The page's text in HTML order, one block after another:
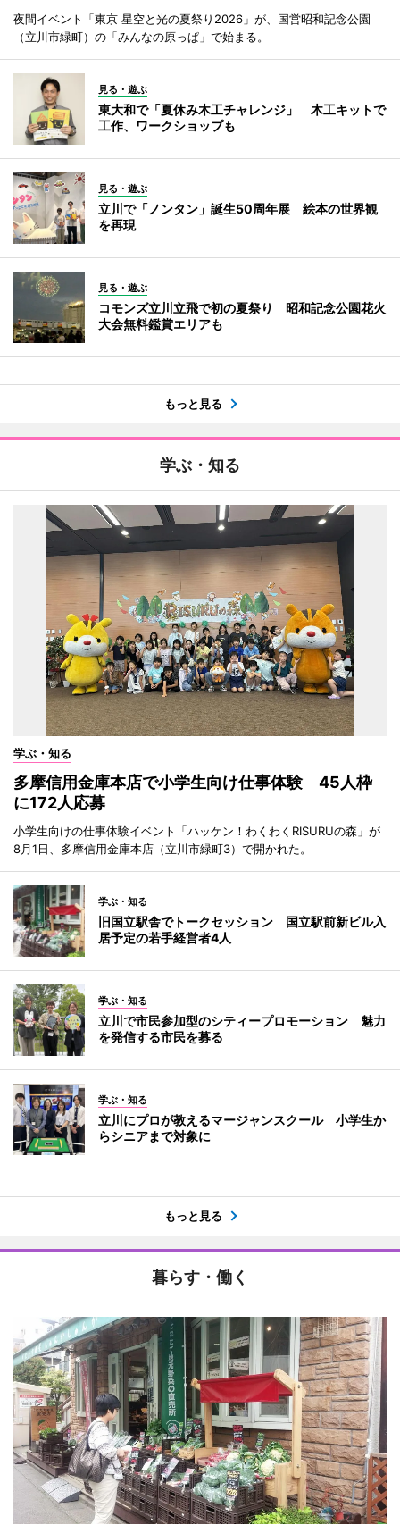
夜間イベント「東京 星空と光の夏祭り2026」が、国営昭和記念公園
（立川市緑町）の「みんなの原っぱ」で始まる。
見る・遊ぶ
東大和で「夏休み木工チャレンジ」 木工キットで
工作、ワークショップも
見る・遊ぶ
立川で「ノンタン」誕生50周年展 絵本の世界観
を再現
見る・遊ぶ
コモンズ立川立飛で初の夏祭り 昭和記念公園花火
大会無料鑑賞エリアも
もっと見る
学ぶ・知る
学ぶ・知る
多摩信用金庫本店で小学生向け仕事体験 45人枠
に172人応募
小学生向けの仕事体験イベント「ハッケン！わくわくRISURUの森」が
8月1日、多摩信用金庫本店（立川市緑町3）で開かれた。
学ぶ・知る
旧国立駅舎でトークセッション 国立駅前新ビル入
居予定の若手経営者4人
学ぶ・知る
立川で市民参加型のシティープロモーション 魅力
を発信する市民を募る
学ぶ・知る
立川にプロが教えるマージャンスクール 小学生か
らシニアまで対象に
もっと見る
暮らす・働く